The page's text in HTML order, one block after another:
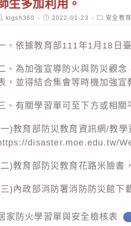
生多加利用。
klgsh360
Post
published:
2022-01-23
Post
category:
安全教育
、依據教育部111年1月18日
、為加強宣導防火與防災觀
，並得結合集會等時機加強宣
、有關學習單可至下方或相關
)教育部防災教育資訊網/教
disaster.moe.edu.tw/
)教育部防災教育花路米臉書
)內政部消防署消防防災館
家防火學習單與安全檢核表